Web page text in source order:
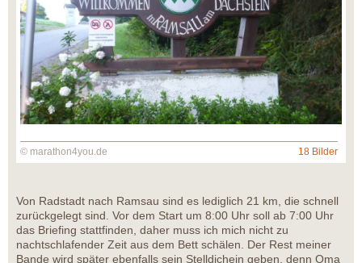
© marathon4you.de 18 Bilder
Von Radstadt nach Ramsau sind es lediglich 21 km, die schnell
zurückgelegt sind. Vor dem Start um 8:00 Uhr soll ab 7:00 Uhr
das Briefing stattfinden, daher muss ich mich nicht zu
nachtschlafender Zeit aus dem Bett schälen. Der Rest meiner
Bande wird später ebenfalls sein Stelldichein geben, denn Oma